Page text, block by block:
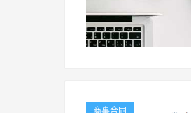
商事合同